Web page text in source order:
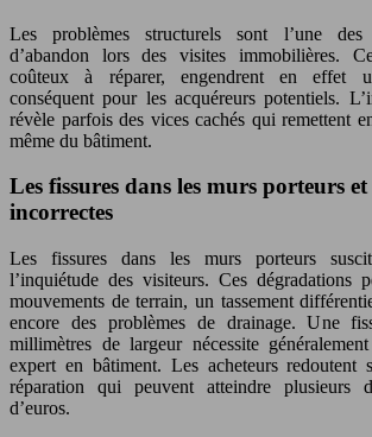
Les problèmes structurels sont l’une des
d’abandon lors des visites immobilières.
coûteux à réparer, engendrent en effet
conséquent pour les acquéreurs potentiels.
révèle parfois des vices cachés qui remettent
même du bâtiment.
Les fissures dans les murs porteurs
incorrectes
Les fissures dans les murs porteurs
l’inquiétude des visiteurs. Ces dégradations
mouvements de terrain, un tassement
encore des problèmes de drainage. Une
millimètres de largeur nécessite
expert en bâtiment. Les acheteurs redoutent
réparation qui peuvent atteindre plusieurs
d’euros.